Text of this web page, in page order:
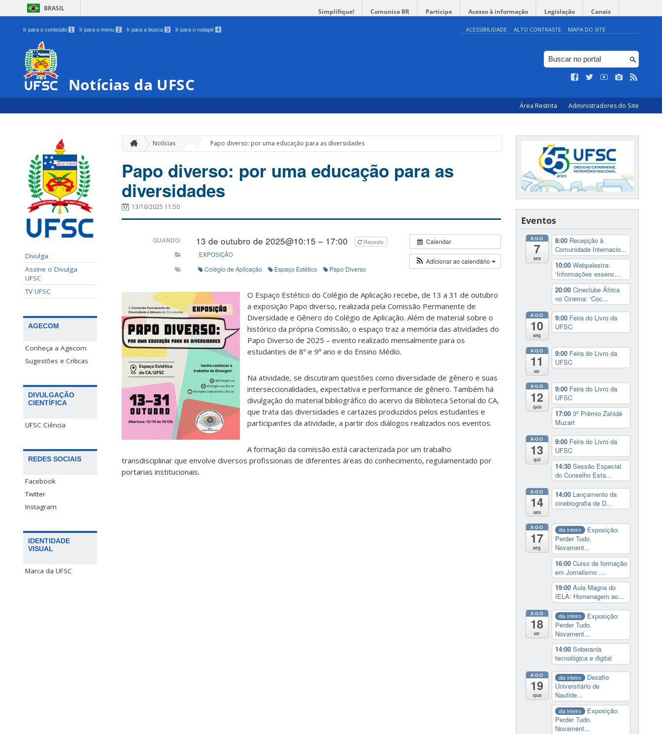
BRASIL Simplifique! Comunica BR Participe Acesso à informação Legislação Canais
Ir para o conteúdo 1 Ir para o menu 2 Ir para a busca 3 Ir para o rodapé 4 ACESSIBILIDADE ALTO CONTRASTE MAPA DO SITE
Notícias da UFSC
Área Restrita Administradores do Site
Divulga
Assine o Divulga
UFSC
TV UFSC
AGECOM
Conheça a Agecom
Sugestões e Críticas
DIVULGAÇÃO
CIENTÍFICA
UFSC Ciência
REDES SOCIAIS
Facebook
Twitter
Instagram
IDENTIDADE
VISUAL
Marca da UFSC
Notícias Papo diverso: por uma educação para as diversidades
Papo diverso: por uma educação para as
diversidades
13/10/2025 11:50
Calendar
Adicionar ao calendário
QUANDO: 13 de outubro de 2025@10:15 – 17:00
Repeats
EXPOSIÇÃO
Colégio de Aplicação Espaço Estético Papo Diverso
O Espaço Estético do Colégio de Aplicação recebe, de 13 a 31 de outubro
a exposição Papo diverso, realizada pela Comissão Permanente de
Diversidade e Gênero do Colégio de Aplicação. Além de material sobre o
histórico da própria Comissão, o espaço traz a memória das atividades do
Papo Diverso de 2025 – evento realizado mensalmente para os
estudantes de 8º e 9º ano e do Ensino Médio.
Na atividade, se discutiram questões como diversidade de gênero e suas
interseccionalidades, expectativa e performance de gênero. Também há
divulgação do material bibliográfico do acervo da Biblioteca Setorial do CA,
que trata das diversidades e cartazes produzidos pelos estudantes e
participantes da atividade, a partir dos diálogos realizados nos eventos.
A formação da comissão está caracterizada por um trabalho
transdisciplinar que envolve diversos profissionais de diferentes áreas do conhecimento, regulamentado por
portarias institucionais.
Eventos
AGO
7
sex
8:00 Recepção à
Comunidade Internacio...
10:00 Webpalestra:
‘Informações essenc...
20:00 Cineclube África
no Cinema: ‘Coc...
AGO
10
seg
9:00 Feira do Livro da
UFSC
AGO
11
ter
9:00 Feira do Livro da
UFSC
AGO
12
qua
9:00 Feira do Livro da
UFSC
17:00 3º Prêmio Zahidé
Muzart
AGO
13
qui
9:00 Feira do Livro da
UFSC
14:30 Sessão Especial
do Conselho Esta...
AGO
14
sex
14:00 Lançamento da
cinebiografia de D...
AGO
17
seg
dia inteiro
Exposição:
Perder Tudo.
Novament...
16:00 Curso de formação
em Jornalismo ...
19:00 Aula Magna do
IELA: Homenagem ao...
AGO
18
ter
dia inteiro
Exposição:
Perder Tudo.
Novament...
14:00 Soberania
tecnológica e digital
AGO
19
qua
dia inteiro
Desafio
Universitário de
Nautide...
dia inteiro
Exposição:
Perder Tudo.
Novament...